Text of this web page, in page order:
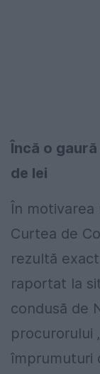
Încă o
de lei
În motivarea
Curtea de
rezultă
raportat la
condusă de
procurorului
împrumuturi